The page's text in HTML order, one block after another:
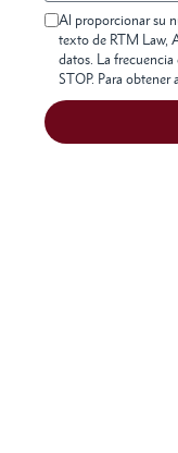
Al proporcionar su
texto de RTM Law,
datos. La frecuencia
STOP. Para obtener